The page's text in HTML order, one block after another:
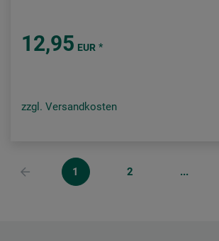
12,95 EUR *
zzgl. Versandkosten
1 2 ...